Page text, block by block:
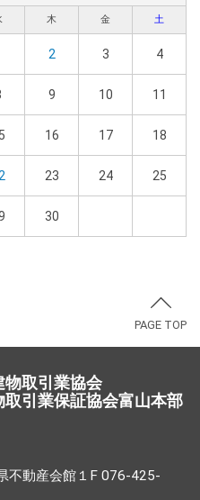
木 金 土
2 3 4
9 10 11
16 17 18
23 24 25
30
PAGE TOP
物取引業協会
引業保証協会富山本部
不動産会館１F 076-425-